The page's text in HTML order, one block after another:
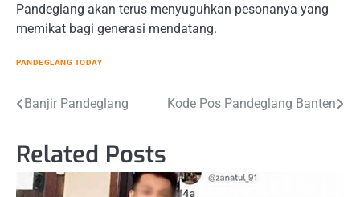
Pandeglang akan terus menyuguhkan pesonanya yang
memikat bagi generasi mendatang.
PANDEGLANG TODAY
Post
Banjir Pandeglang Kode Pos Pandeglang Banten
Related Posts